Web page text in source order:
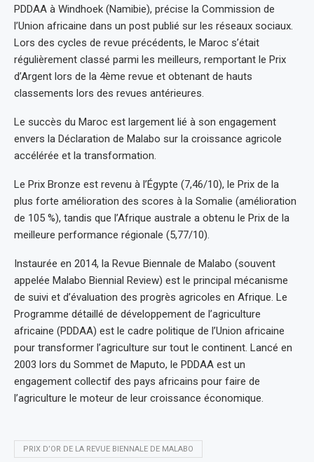
PDDAA à Windhoek (Namibie), précise la Commission de
l’Union africaine dans un post publié sur les réseaux sociaux.
Lors des cycles de revue précédents, le Maroc s’était
régulièrement classé parmi les meilleurs, remportant le Prix
d’Argent lors de la 4ème revue et obtenant de hauts
classements lors des revues antérieures.
Le succès du Maroc est largement lié à son engagement
envers la Déclaration de Malabo sur la croissance agricole
accélérée et la transformation.
Le Prix Bronze est revenu à l’Égypte (7,46/10), le Prix de la
plus forte amélioration des scores à la Somalie (amélioration
de 105 %), tandis que l’Afrique australe a obtenu le Prix de la
meilleure performance régionale (5,77/10).
Instaurée en 2014, la Revue Biennale de Malabo (souvent
appelée Malabo Biennial Review) est le principal mécanisme
de suivi et d’évaluation des progrès agricoles en Afrique. Le
Programme détaillé de développement de l’agriculture
africaine (PDDAA) est le cadre politique de l’Union africaine
pour transformer l’agriculture sur tout le continent. Lancé en
2003 lors du Sommet de Maputo, le PDDAA est un
engagement collectif des pays africains pour faire de
l’agriculture le moteur de leur croissance économique.
PRIX D’OR DE LA REVUE BIENNALE DE MALABO